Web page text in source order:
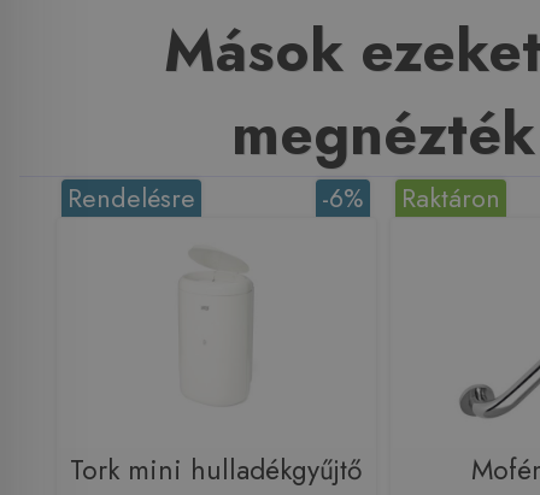
Mások
megnézték
-6%
Rendelésre
Tork mini hulladékgyűjtő
Raktáron